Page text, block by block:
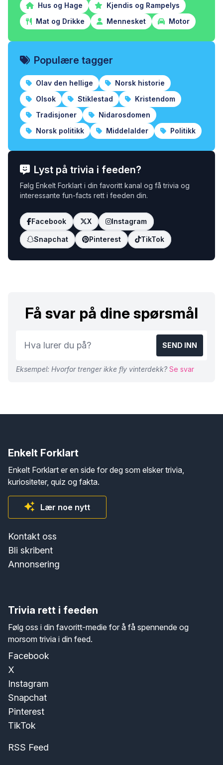
Hus og Hage
Kjendis og Rampelys
Mat og Drikke
Mennesket Motor
Populære tagger
Olav den hellige
Norsk historie
Olsok
Stiklestad
Kristendom
Tradisjoner
Nidarosdomen
Norsk politikk
Middelalder Politikk
Lyst på trivia i feeden?
Følg Enkelt Forklart i din favoritt kanal og få trivia og
interessante fun-facts rett i feeden din.
Facebook X Instagram
Snapchat Pinterest TikTok
Få svar på dine spørsmål
SEND INN
Eksempel: Hvorfor trenger ikke fly vinterdekk? Se svar
Enkelt Forklart
Enkelt Forklart er en side for deg som elsker trivia,
kuriositeter, quiz og fakta.
Lær noe nytt
Kontakt oss
Bli skribent
Annonsering
Trivia rett i feeden
Følg oss i din favoritt-medie for å få spennende og
morsom trivia i din feed.
Facebook
X
Instagram
Snapchat
Pinterest
TikTok
RSS Feed